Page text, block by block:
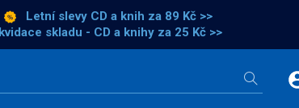
Letní slevy CD a knih za 89 Kč >>
skladu - CD a knihy za 25 Kč >>